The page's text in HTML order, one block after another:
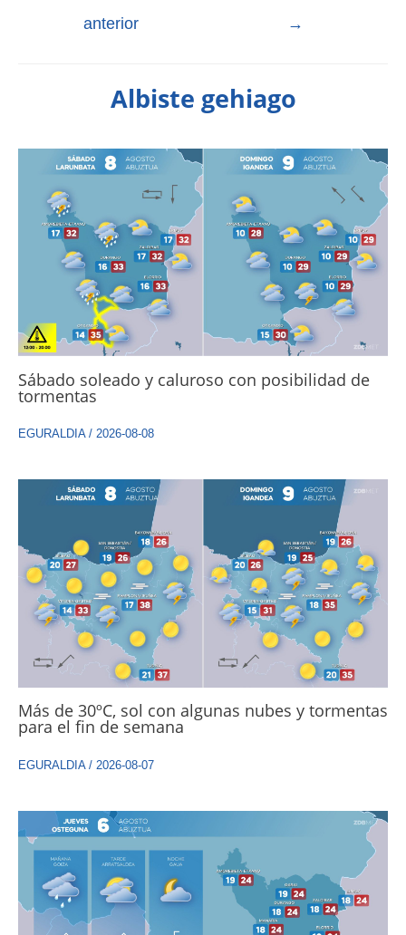
anterior
→
Albiste gehiago
Sábado soleado y caluroso con posibilidad de
tormentas
EGURALDIA/ 2026-08-08
Más de 30ºC, sol con algunas nubes y tormentas
para el fin de semana
EGURALDIA/ 2026-08-07